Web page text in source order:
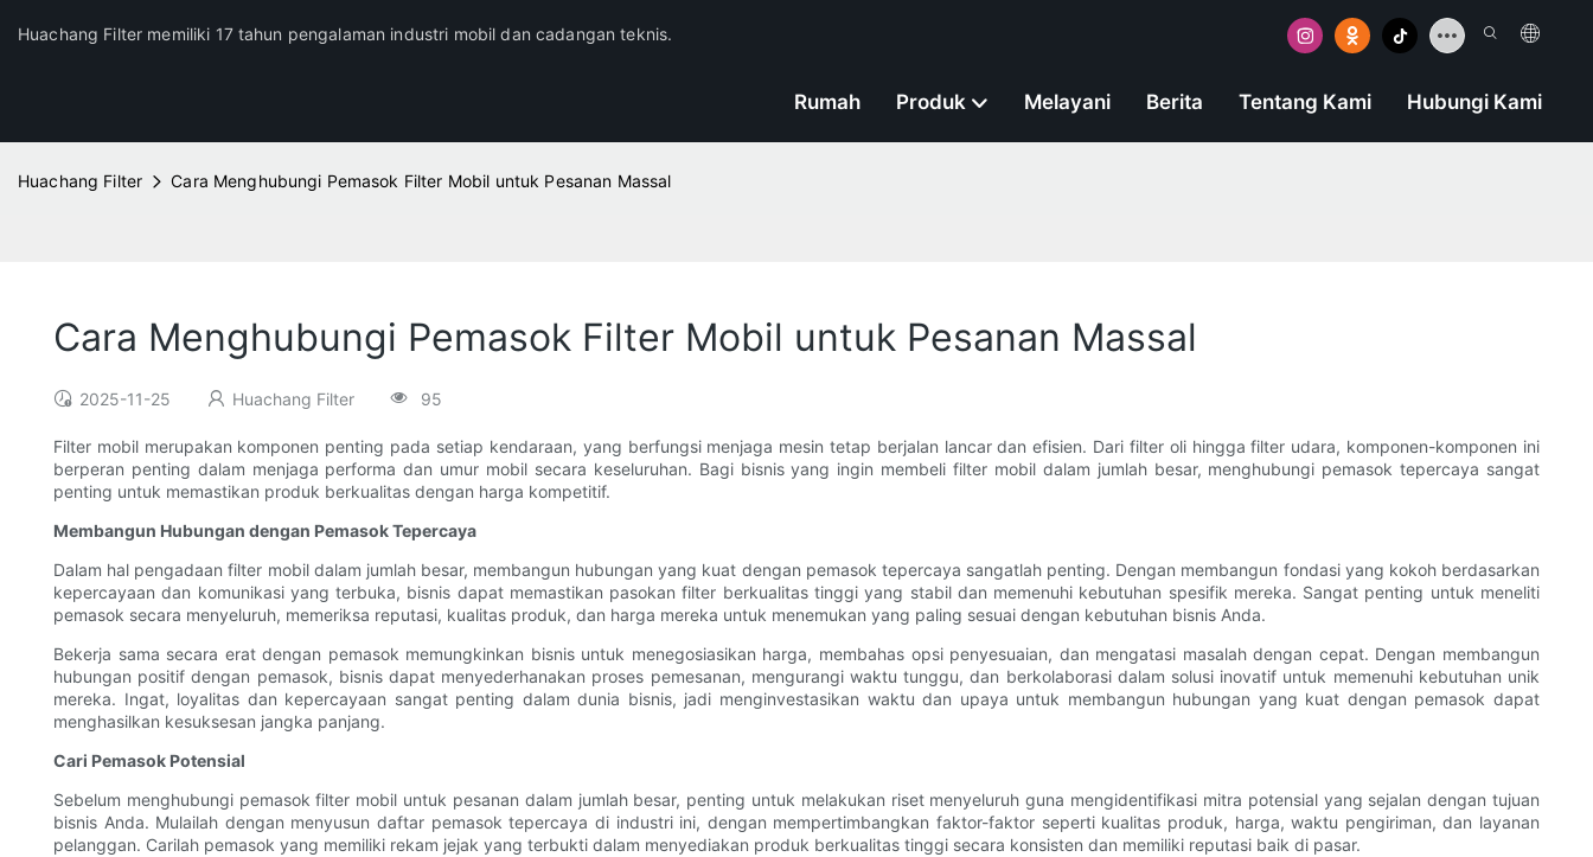
Huachang Filter memiliki 17 tahun pengalaman industri mobil dan cadangan teknis.
Rumah Produk Melayani Berita Tentang Kami Hubungi Kami
Huachang Filter Cara Menghubungi Pemasok Filter Mobil untuk Pesanan Massal
Cara Menghubungi Pemasok Filter Mobil untuk Pesanan Massal
2025-11-25 Huachang Filter 95
Filter mobil merupakan komponen penting pada setiap kendaraan, yang berfungsi menjaga mesin tetap berjalan lancar dan efisien. Dari filter oli hingga filter udara, komponen-komponen ini
berperan penting dalam menjaga performa dan umur mobil secara keseluruhan. Bagi bisnis yang ingin membeli filter mobil dalam jumlah besar, menghubungi pemasok tepercaya sangat
penting untuk memastikan produk berkualitas dengan harga kompetitif.
Membangun Hubungan dengan Pemasok Tepercaya
Dalam hal pengadaan filter mobil dalam jumlah besar, membangun hubungan yang kuat dengan pemasok tepercaya sangatlah penting. Dengan membangun fondasi yang kokoh berdasarkan
kepercayaan dan komunikasi yang terbuka, bisnis dapat memastikan pasokan filter berkualitas tinggi yang stabil dan memenuhi kebutuhan spesifik mereka. Sangat penting untuk meneliti
pemasok secara menyeluruh, memeriksa reputasi, kualitas produk, dan harga mereka untuk menemukan yang paling sesuai dengan kebutuhan bisnis Anda.
Bekerja sama secara erat dengan pemasok memungkinkan bisnis untuk menegosiasikan harga, membahas opsi penyesuaian, dan mengatasi masalah dengan cepat. Dengan membangun
hubungan positif dengan pemasok, bisnis dapat menyederhanakan proses pemesanan, mengurangi waktu tunggu, dan berkolaborasi dalam solusi inovatif untuk memenuhi kebutuhan unik
mereka. Ingat, loyalitas dan kepercayaan sangat penting dalam dunia bisnis, jadi menginvestasikan waktu dan upaya untuk membangun hubungan yang kuat dengan pemasok dapat
menghasilkan kesuksesan jangka panjang.
Cari Pemasok Potensial
Sebelum menghubungi pemasok filter mobil untuk pesanan dalam jumlah besar, penting untuk melakukan riset menyeluruh guna mengidentifikasi mitra potensial yang sejalan dengan tujuan
bisnis Anda. Mulailah dengan menyusun daftar pemasok tepercaya di industri ini, dengan mempertimbangkan faktor-faktor seperti kualitas produk, harga, waktu pengiriman, dan layanan
pelanggan. Carilah pemasok yang memiliki rekam jejak yang terbukti dalam menyediakan produk berkualitas tinggi secara konsisten dan memiliki reputasi baik di pasar.